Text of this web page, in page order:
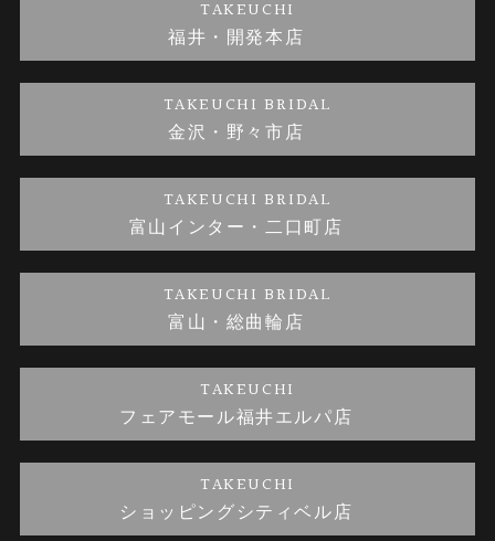
金・プラチナのお取引
金澤指輪工房｜手作りペアリング
金澤指輪工房｜手作り結婚指輪 and 婚約指輪
金澤指輪工房｜手作り婚約指輪プロポーズプラン
お客様の声
プライバシーポリシー
TAKEUCHI
福井・開発本店
TAKEUCHI BRIDAL
金沢・野々市店
TAKEUCHI BRIDAL
富山インター・二口町店
TAKEUCHI BRIDAL
富山・総曲輪店
TAKEUCHI
フェアモール福井エルパ店
TAKEUCHI
ショッピングシティベル店